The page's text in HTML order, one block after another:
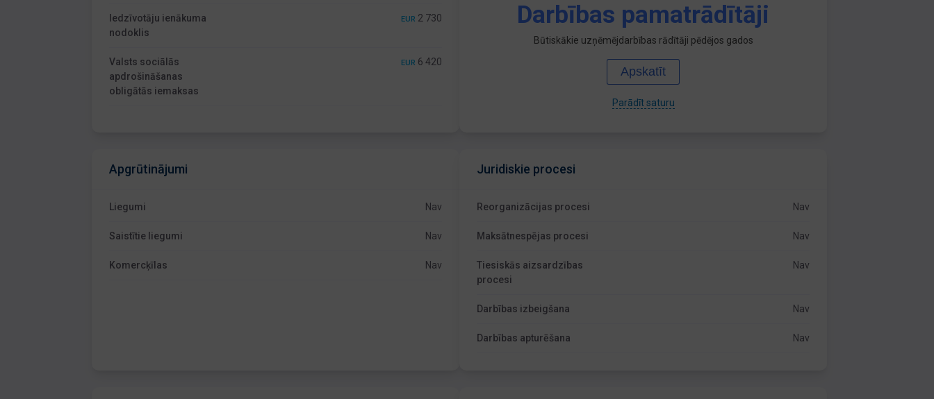
Iedzīvotāju ienākuma
nodoklis
EUR 2 730
Valsts sociālās
apdrošināšanas
obligātās iemaksas
EUR 6 420
Darbības pamatrādītāji
Būtiskākie uzņēmējdarbības rādītāji pēdējos gados
Apskatīt
Parādīt saturu
Apgrūtinājumi
Liegumi Nav
Saistītie liegumi Nav
Komercķīlas Nav
Juridiskie procesi
Reorganizācijas procesi Nav
Maksātnespējas procesi Nav
Tiesiskās aizsardzības
procesi
Nav
Darbības izbeigšana Nav
Darbības apturēšana Nav